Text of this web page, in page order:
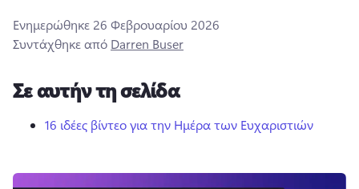
Δωρεάν δοκιμή
Ενημερώθηκε 26 Φεβρουαρίου 2026
Συντάχθηκε από Darren Buser
Σε αυτήν τη σελίδα
16 ιδέες βίντεο για την Ημέρα των Ευχαριστιών